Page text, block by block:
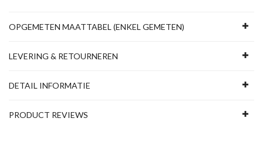
OPGEMETEN MAATTABEL (ENKEL GEMETEN)
LEVERING & RETOURNEREN
DETAIL INFORMATIE
PRODUCT REVIEWS